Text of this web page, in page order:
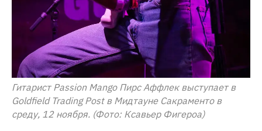
Гитарист Passion Mango Пирс Аффлек выступает в
Goldfield Trading Post в Мидтауне Сакраменто в
среду, 12 ноября. (Фото: Ксавьер Фигероа)